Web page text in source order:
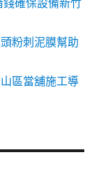
確保設備新竹
粉刺泥膜幫助
區當舖施工導